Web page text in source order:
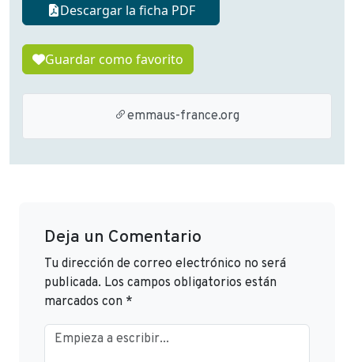
Descargar la ficha PDF
Guardar como favorito
emmaus-france.org
Deja un Comentario
Tu dirección de correo electrónico no será
publicada. Los campos obligatorios están
marcados con *